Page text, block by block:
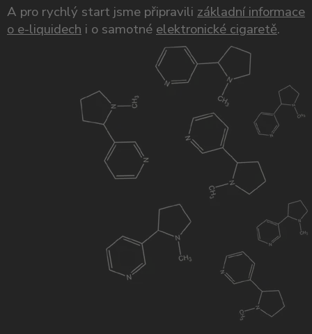
A pro rychlý start jsme připravili základní informace
o e-liquidech i o samotnéelektronické cigaretě.